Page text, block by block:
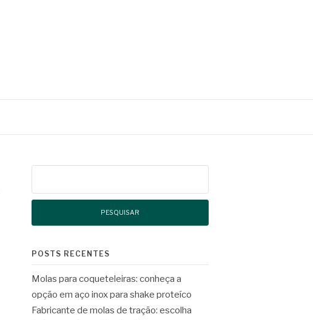
POSTS RECENTES
Molas para coqueteleiras: conheça a
opção em aço inox para shake proteíco
Fabricante de molas de tração: escolha